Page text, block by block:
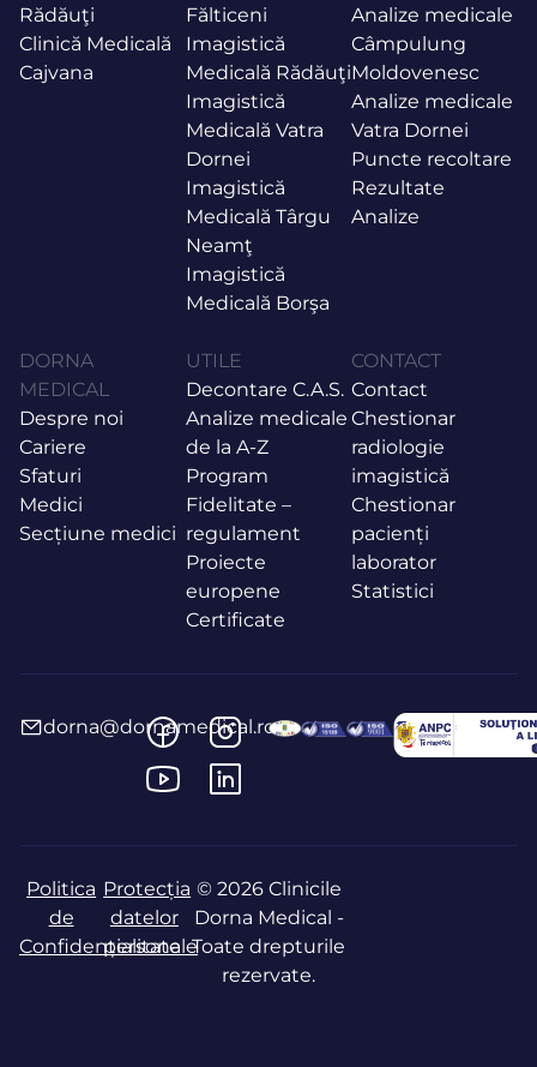
Rădăuţi
Clinică Medicală
Cajvana
Fălticeni
Imagistică
Medicală Rădăuţi
Imagistică
Medicală Vatra
Dornei
Imagistică
Medicală Târgu
Neamţ
Imagistică
Medicală Borşa
Analize medicale
Câmpulung
Moldovenesc
Analize medicale
Vatra Dornei
Puncte recoltare
Rezultate
Analize
DORNA
MEDICAL
Despre noi
Cariere
Sfaturi
Medici
Secțiune medici
UTILE
Decontare C.A.S.
Analize medicale
de la A-Z
Program
Fidelitate –
regulament
Proiecte
europene
Certificate
CONTACT
Contact
Chestionar
radiologie
imagistică
Chestionar
pacienți
laborator
Statistici
dorna@dornamedical.ro
Politica
de
Confidențialitate
Protecția
datelor
personale
© 2026 Clinicile
Dorna Medical -
Toate drepturile
rezervate.